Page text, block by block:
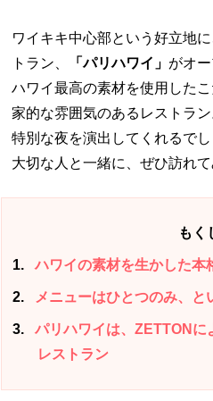
ワイキキ中心部という好立地
トラン、
「パリハワイ」 がオー
ハワイ最高の素材を使用した
家的な雰囲気のあるレストラン
特別な夜を演出してくれるでし
大切な人と一緒に、ぜひ訪れ
もく
1 ハワイの素材を生かした本
2 メニューはひとつのみ、と
3
パリハワイは、ZETTONに
レストラン